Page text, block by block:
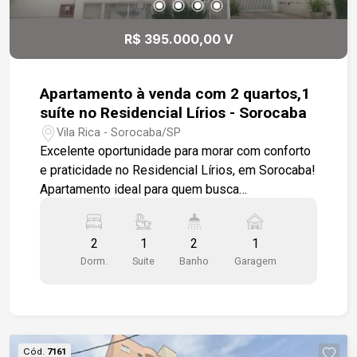
R$ 395.000,00 V
Apartamento à venda com 2 quartos,1
suíte no Residencial Lírios - Sorocaba
Vila Rica - Sorocaba/SP
Excelente oportunidade para morar com conforto
e praticidade no Residencial Lírios, em Sorocaba!
Apartamento ideal para quem busca
no condomínio. Sobre o imóvel: 02 dormitórios
com modulados e ventilador de teto (sendo 1
ambiente 1 vaga de garagem coberta O imóvel
2
Dorm.
1
Suite
2
Banho
1
Garagem
Cód. 7161